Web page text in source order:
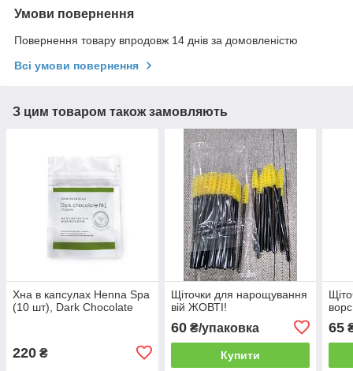
Умови повернення
Повернення товару впродовж 14 днів за домовленістю
Всі умови повернення
З цим товаром також замовляють
Хна в капсулах Henna Spa
(10 шт), Dark Chocolate
220 ₴
Щіточки для нарощування
вій ЖОВТІ!
60₴/упаковка
Купити
65